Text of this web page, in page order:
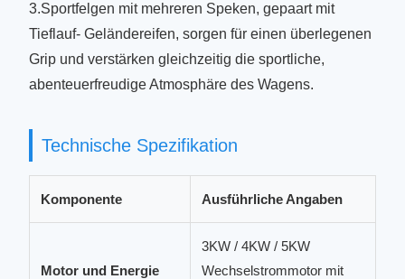
3.Sportfelgen mit mehreren Speken, gepaart mit
Tieflauf- Geländereifen, sorgen für einen überlegenen
Grip und verstärken gleichzeitig die sportliche,
abenteuerfreudige Atmosphäre des Wagens.
Technische Spezifikation
Komponente Ausführliche Angaben
Motor und Energie
3KW / 4KW / 5KW
Wechselstrommotor mit